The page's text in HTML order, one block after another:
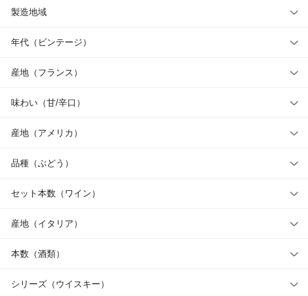
製造地域
年代（ビンテージ）
産地（フランス）
味わい（甘/辛口）
産地（アメリカ）
品種（ぶどう）
セット本数（ワイン）
産地（イタリア）
本数（酒類）
シリーズ（ウイスキー）